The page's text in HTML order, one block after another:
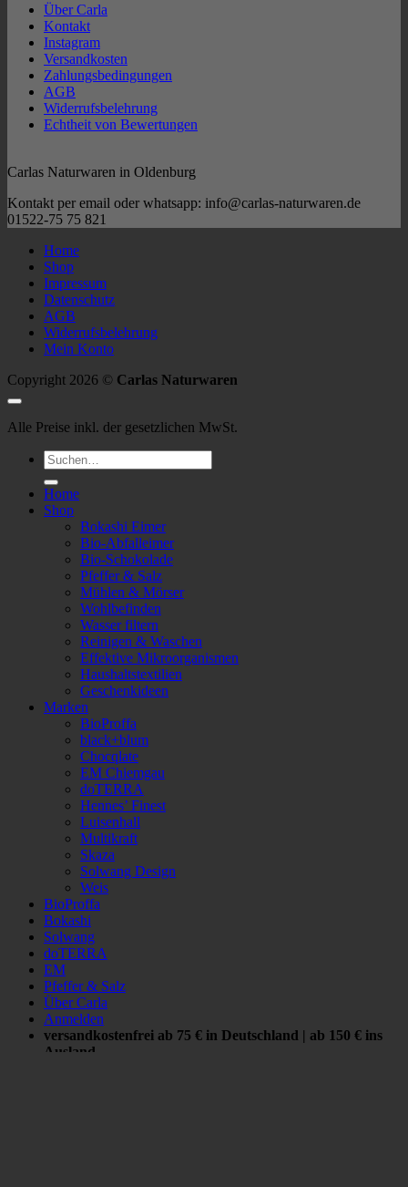
weist
mehrere
Varianten
Optionen
können
gewählt
Über Carla
Kontakt
Instagram
Versandkosten
Zahlungsbedingungen
AGB
Widerrufsbelehrung
Echtheit von Bewertungen
Carlas Naturwaren in Oldenburg
Kontakt per email oder whatsapp: info@carlas-naturwaren.de
01522-75 75 821
Home
Shop
Impressum
Datenschutz
AGB
Widerrufsbelehrung
Mein Konto
Copyright 2026 © Carlas Naturwaren
Alle Preise inkl. der gesetzlichen MwSt.
Suchen
nach:
Home
Shop
Bokashi Eimer
Bio-Abfalleimer
Bio-Schokolade
Pfeffer & Salz
Mühlen & Mörser
Wohlbefinden
Wasser filtern
Reinigen & Waschen
Effektive Mikroorganismen
Haushaltstextilien
Geschenkideen
Marken
BioProffa
black+blum
Chocqlate
EM Chiemgau
doTERRA
Hennes’ Finest
Luisenhall
Multikraft
Skaza
Solwang Design
Weis
BioProffa
Bokashi
Solwang
doTERRA
EM
Pfeffer & Salz
Über Carla
Anmelden
versandkostenfrei ab 75 € in Deutschland | ab 150 € ins
Ausland